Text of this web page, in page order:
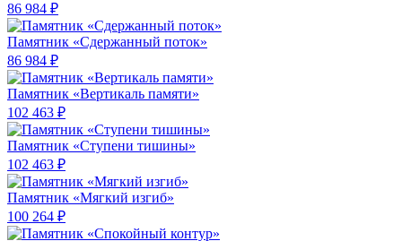
86 984 ₽
Памятник «Сдержанный поток»
86 984 ₽
Памятник «Вертикаль памяти»
102 463 ₽
Памятник «Ступени тишины»
102 463 ₽
Памятник «Мягкий изгиб»
100 264 ₽